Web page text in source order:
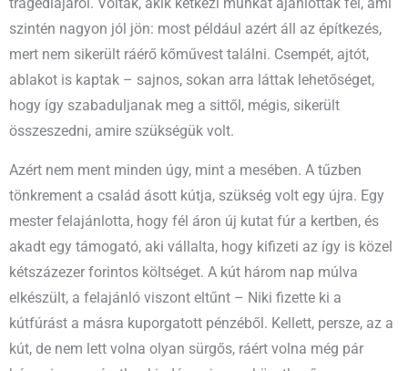
tragédiájáról. Voltak, akik kétkezi munkát ajánlottak fel, ami
szintén nagyon jól jön: most például azért áll az építkezés,
mert nem sikerült ráérő kőművest találni. Csempét, ajtót,
ablakot is kaptak – sajnos, sokan arra láttak lehetőséget,
hogy így szabaduljanak meg a sittől, mégis, sikerült
összeszedni, amire szükségük volt.
Azért nem ment minden úgy, mint a mesében. A tűzben
tönkrement a család ásott kútja, szükség volt egy újra. Egy
mester felajánlotta, hogy fél áron új kutat fúr a kertben, és
akadt egy támogató, aki vállalta, hogy kifizeti az így is közel
kétszázezer forintos költséget. A kút három nap múlva
elkészült, a felajánló viszont eltűnt – Niki fizette ki a
kútfúrást a másra kuporgatott pénzéből. Kellett, persze, az a
kút, de nem lett volna olyan sürgős, ráért volna még pár